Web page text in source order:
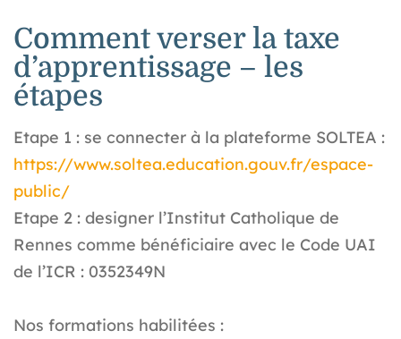
Comment verser la taxe
d’apprentissage – les
étapes
Etape 1 : se connecter à la plateforme SOLTEA :
https://www.soltea.education.gouv.fr/espace-
public/
Etape 2 : designer l’Institut Catholique de
Rennes comme bénéficiaire avec le Code UAI
de l’ICR : 0352349N
Nos formations habilitées :